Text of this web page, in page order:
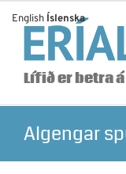
content
Lífið er betra
Algengar
English Íslenska